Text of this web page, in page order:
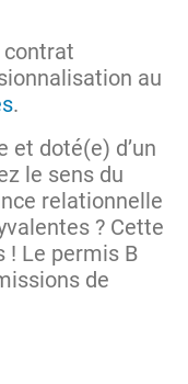
contrat
au
.
et doté(e) d’un
le sens du
relationnelle
? Cette
! Le permis B
de